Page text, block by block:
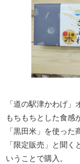
「道の駅津かわげ」
もちもちとした食感
「黒田米」を使った
「限定販売」と聞
いうことで購入。